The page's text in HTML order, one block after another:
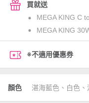
買就送
※不適用優惠券
顏色 湛海藍色、白色